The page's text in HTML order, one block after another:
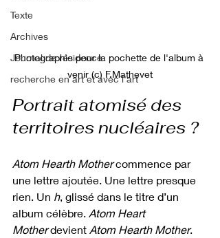
Texte
Archives
Journal de résidence
recherche en art et avec l'art
Photographie pour la pochette de l'album à
venir (c) F.Mathevet
Portrait atomisé des
territoires nucléaires ?
Atom Hearth Mother commence par
une lettre ajoutée. Une lettre presque
rien. Un h, glissé dans le titre d’un
album célèbre. Atom Heart
Mother devient Atom Hearth Mother.